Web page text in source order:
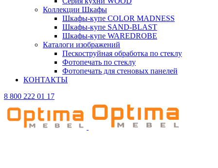
Коллекции Шкафы
Шкафы-купе COLOR MADNESS
Шкафы-купе SAND-BLAST
Шкафы-купе WAREDROBE
Каталоги изображений
Пескоструйная обработка по стеклу
Фотопечать по стеклу
Фотопечать для стеновых панелей
КОНТАКТЫ
8 800 222 01 17